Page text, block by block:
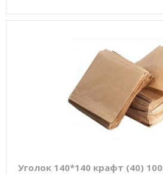
Уголок 140*140 крафт (40)